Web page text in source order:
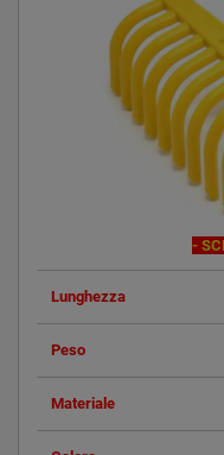
-
Lunghezza
Peso
Materiale